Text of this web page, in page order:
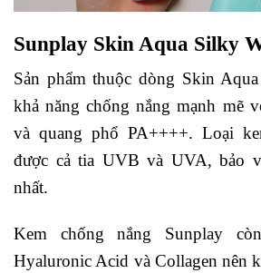
Sunplay Skin Aqua Silky
Sản phẩm thuộc dòng Skin
khả năng chống nắng mạnh mẽ
và quang phổ PA++++. Loại
được cả tia UVB và UVA, bảo
nhất.
Kem chống nắng Sunplay
Hyaluronic Acid và Collagen nên